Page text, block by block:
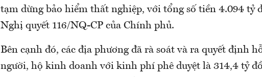
tạm dừng bảo hiểm thất nghiệp, với tổng số tiền 4.094 tỷ
Nghị quyết 116/NQ-CP của Chính phủ.
Bên cạnh đó, các địa phương đã rà soát và ra quyết định
người, hộ kinh doanh với kinh phí phê duyệt là 314,4 tỷ